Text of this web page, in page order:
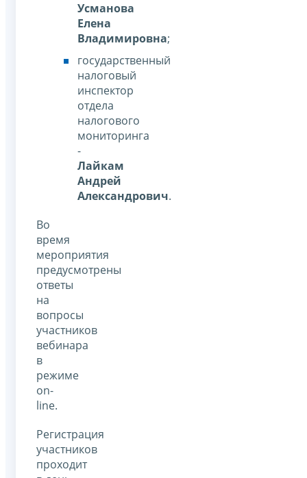
Усманова
Елена
Владимировна;
государственный
налоговый
инспектор
отдела
налогового
мониторинга
-
Лайкам
Андрей
Александрович.
Во
время
мероприятия
предусмотрены
ответы
на
вопросы
участников
вебинара
в
режиме
on-
line.
Регистрация
участников
проходит